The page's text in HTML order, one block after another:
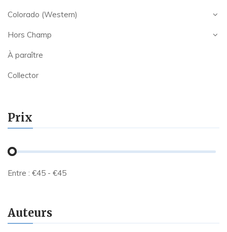
Colorado (Western)
Hors Champ
À paraître
Collector
Prix
Entre : €45 - €45
Auteurs